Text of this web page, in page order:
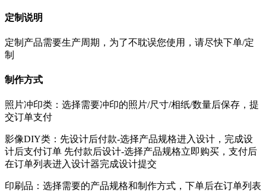
定制说明
定制产品需要生产周期，为了不耽误您使用，请尽快下单/定
制
制作方式
照片冲印类：选择需要冲印的照片/尺寸/相纸/数量后保存，提
交订单支付
影像DIY类：先设计后付款-选择产品规格进入设计，完成设
计后支付订单 先付款后设计-选择产品规格立即购买，支付后
在订单列表进入设计器完成设计提交
印刷品：选择需要的产品规格和制作方式，下单后在订单列表